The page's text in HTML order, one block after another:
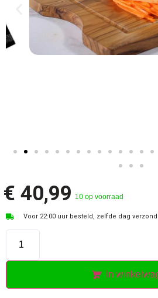
€ 40,99 10 op voorraad
Voor 22:00 uur besteld, zelfde dag
In